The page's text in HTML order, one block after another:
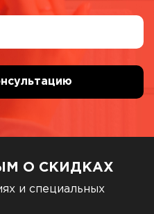
О СКИДКАХ
и специальных